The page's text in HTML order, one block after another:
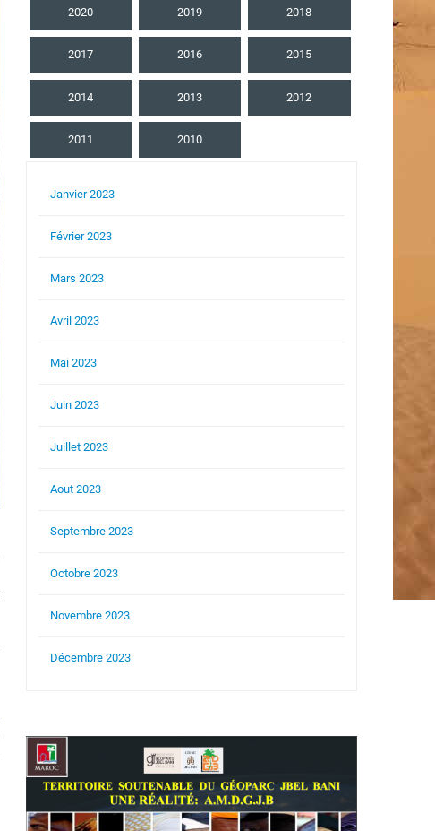
2020 2019 2018
2017 2016 2015
2014 2013 2012
2011 2010
Janvier 2023
Février 2023
Mars 2023
Avril 2023
Mai 2023
Juin 2023
Juillet 2023
Aout 2023
Septembre 2023
Octobre 2023
Novembre 2023
Décembre 2023